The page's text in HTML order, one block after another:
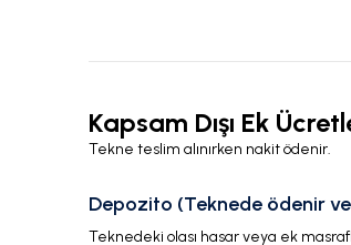
Kapsam Dışı Ek
Tekne teslim alınırken nakit ödenir.
Depozito (Teknede ödenir
Teknedeki olası hasar veya ek